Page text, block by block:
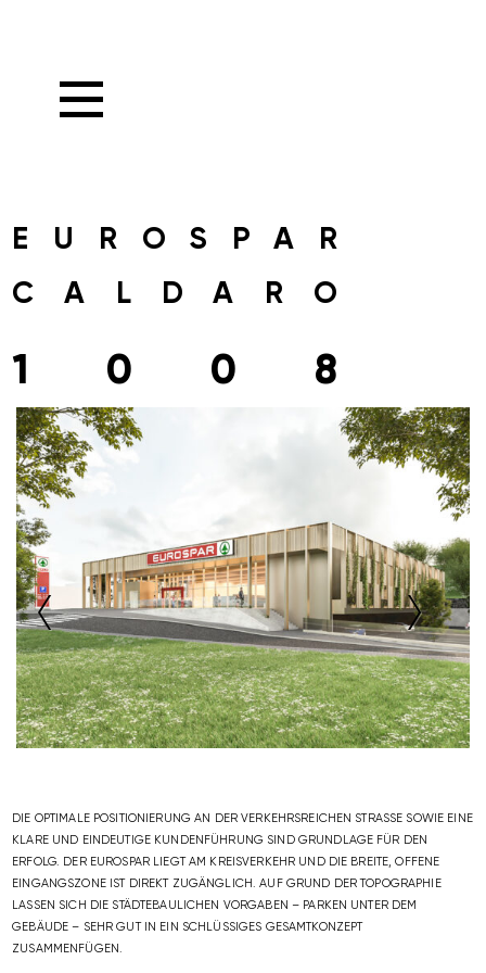
EUROSPAR
CALDARO
1008
PREVIOUS
NEXT
DIE OPTIMALE POSITIONIERUNG AN DER VERKEHRSREICHEN STRASSE SOWIE EINE K
LARE UND EINDEUTIGE KUNDENFÜHRUNG SIND GRUNDLAGE FÜR DEN E
RFOLG. DER EUROSPAR LIEGT AM KREISVERKEHR UND DIE BREITE, OFFENE E
INGANGSZONE IST DIREKT ZUGÄNGLICH. AUF GRUND DER TOPOGRAPHIE L
ASSEN SICH DIE STÄDTEBAULICHEN VORGABEN – PARKEN UNTER DEM G
EBÄUDE – SEHR GUT IN EIN SCHLÜSSIGES GESAMTKONZEPT Z
USAMMENFÜGEN.